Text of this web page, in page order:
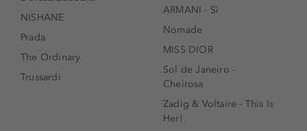
NISHANE
Prada
The Ordinary
Trussardi
ARMANI - Sì
Nomade
MISS DIOR
Sol de Janeiro -
Cheirosa
Zadig & Voltaire - This Is
Her!